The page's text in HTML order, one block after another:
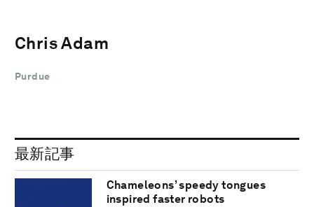
Chris Adam
Purdue
最新記事
Chameleons’ speedy tongues
inspired faster robots